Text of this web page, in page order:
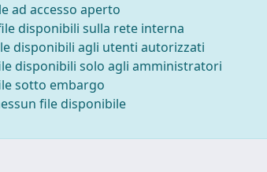
ad accesso aperto
disponibili sulla rete interna
disponibili agli utenti autorizzati
disponibili solo agli amministratori
sotto embargo
file disponibile